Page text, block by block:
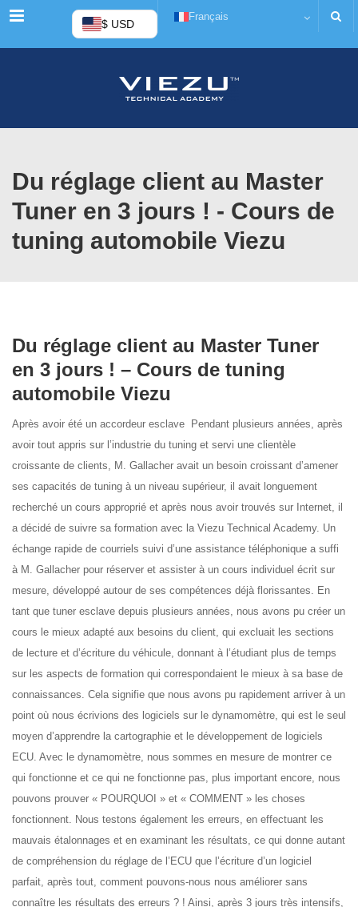
Menu $ USD
Français
Du réglage client au Master
Tuner en 3 jours ! - Cours de
tuning automobile Viezu
Du réglage client au Master Tuner
en 3 jours ! – Cours de tuning
automobile Viezu
Après avoir été un accordeur esclave Pendant plusieurs années, après
avoir tout appris sur l’industrie du tuning et servi une clientèle
croissante de clients, M. Gallacher avait un besoin croissant d’amener
ses capacités de tuning à un niveau supérieur, il avait longuement
recherché un cours approprié et après nous avoir trouvés sur Internet, il
a décidé de suivre sa formation avec la Viezu Technical Academy. Un
échange rapide de courriels suivi d’une assistance téléphonique a suffi
à M. Gallacher pour réserver et assister à un cours individuel écrit sur
mesure, développé autour de ses compétences déjà florissantes. En
tant que tuner esclave depuis plusieurs années, nous avons pu créer un
cours le mieux adapté aux besoins du client, qui excluait les sections
de lecture et d’écriture du véhicule, donnant à l’étudiant plus de temps
sur les aspects de formation qui correspondaient le mieux à sa base de
connaissances. Cela signifie que nous avons pu rapidement arriver à un
point où nous écrivions des logiciels sur le dynamomètre, qui est le seul
moyen d’apprendre la cartographie et le développement de logiciels
ECU. Avec le dynamomètre, nous sommes en mesure de montrer ce
qui fonctionne et ce qui ne fonctionne pas, plus important encore, nous
pouvons prouver « POURQUOI » et « COMMENT » les choses
fonctionnent. Nous testons également les erreurs, en effectuant les
mauvais étalonnages et en examinant les résultats, ce qui donne autant
de compréhension du réglage de l’ECU que l’écriture d’un logiciel
parfait, après tout, comment pouvons-nous nous améliorer sans
connaître les résultats des erreurs ? ! Ainsi, après 3 jours très intensifs,